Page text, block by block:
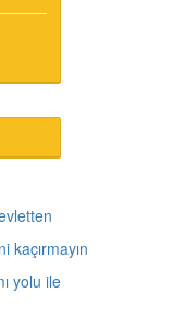
kaçırmayın
yolu ile